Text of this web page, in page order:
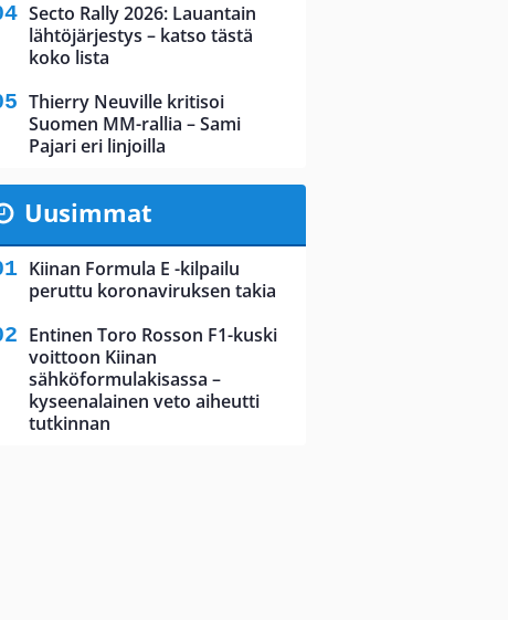
Secto Rally 2026: Lauantain
lähtöjärjestys – katso tästä
koko lista
Thierry Neuville kritisoi
Suomen MM-rallia – Sami
Pajari eri linjoilla
Uusimmat
Kiinan Formula E -kilpailu
peruttu koronaviruksen takia
Entinen Toro Rosson F1-kuski
voittoon Kiinan
sähköformulakisassa –
kyseenalainen veto aiheutti
tutkinnan